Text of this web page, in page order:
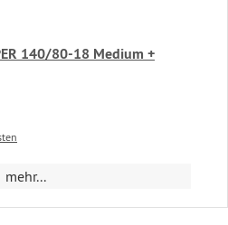
140/80-18 Medium +
mehr...